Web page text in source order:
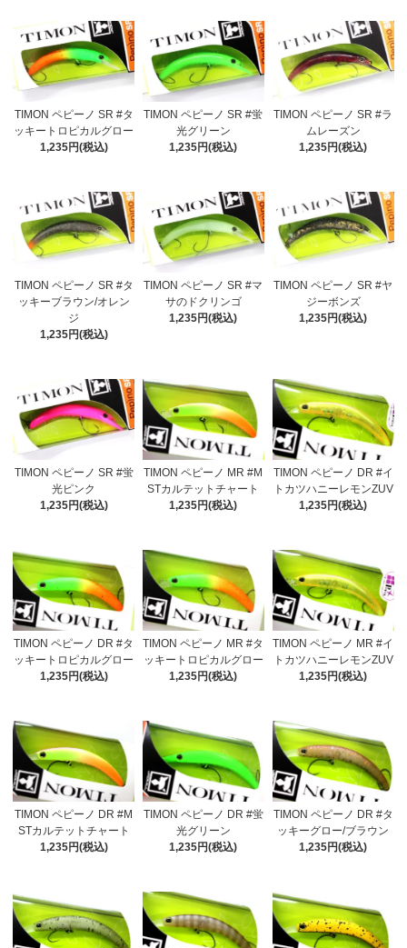
TIMON ペピーノ SR #タ
ッキートロピカルグロー
1,235円(税込)
TIMON ペピーノ SR #蛍
光グリーン
1,235円(税込)
TIMON ペピーノ SR #ラ
ムレーズン
1,235円(税込)
TIMON ペピーノ SR #タ
ッキーブラウン/オレン
ジ
1,235円(税込)
TIMON ペピーノ SR #マ
サのドクリンゴ
1,235円(税込)
TIMON ペピーノ SR #ヤ
ジーボンズ
1,235円(税込)
TIMON ペピーノ SR #蛍
光ピンク
1,235円(税込)
TIMON ペピーノ MR #M
STカルテットチャート
1,235円(税込)
TIMON ペピーノ DR #イ
トカツハニーレモンZUV
1,235円(税込)
TIMON ペピーノ DR #タ
ッキートロピカルグロー
1,235円(税込)
TIMON ペピーノ MR #タ
ッキートロピカルグロー
1,235円(税込)
TIMON ペピーノ MR #イ
トカツハニーレモンZUV
1,235円(税込)
TIMON ペピーノ DR #M
STカルテットチャート
1,235円(税込)
TIMON ペピーノ DR #蛍
光グリーン
1,235円(税込)
TIMON ペピーノ DR #タ
ッキーグロー/ブラウン
1,235円(税込)